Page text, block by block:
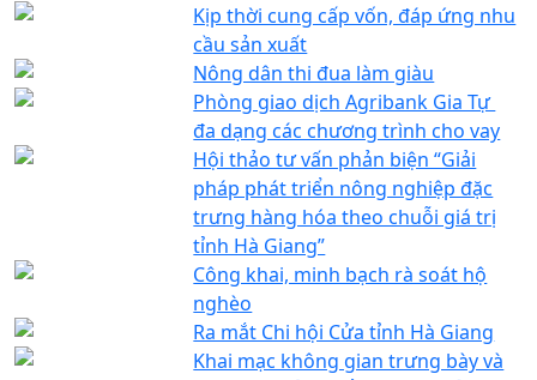
Kịp thời cung cấp vốn, đáp ứng nhu
cầu sản xuất
Nông dân thi đua làm giàu
Phòng giao dịch Agribank Gia Tự
đa dạng các chương trình cho vay
Hội thảo tư vấn phản biện “Giải
pháp phát triển nông nghiệp đặc
trưng hàng hóa theo chuỗi giá trị
tỉnh Hà Giang”
Công khai, minh bạch rà soát hộ
nghèo
Ra mắt Chi hội Cửa tỉnh Hà Giang
Khai mạc không gian trưng bày và